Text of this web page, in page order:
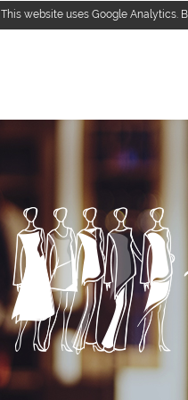
This website uses Google Analytics.